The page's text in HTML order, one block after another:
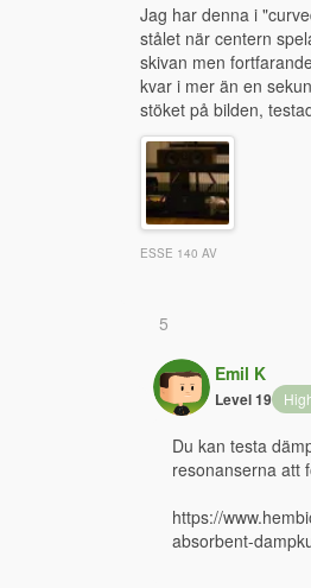
Jag har denna i
stålet när centern
skivan men
kvar i mer än en
stöket på bilden,
ESSE 140 AV
5
Emil K
Level 19
Du kan testa
resonanserna att
https://
absorbent-